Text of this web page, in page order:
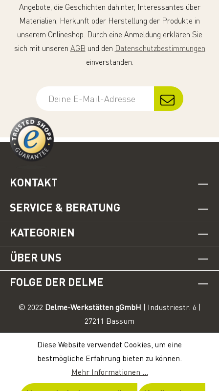
Angebote, die Geschichten dahinter, Interessantes über
Materialien, Herkunft oder Herstellung der Produkte in
unserem Onlineshop. Durch eine Anmeldung erklären Sie
sich mit unseren AGB und den Datenschutzbestimmungen
einverstanden.
KONTAKT
SERVICE & BERATUNG
KATEGORIEN
ÜBER UNS
FOLGE DER DELME
© 2022 Delme-Werkstätten gGmbH | Industriestr. 6 |
27211 Bassum
Diese Website verwendet Cookies, um eine
bestmögliche Erfahrung bieten zu können.
Mehr Informationen ...